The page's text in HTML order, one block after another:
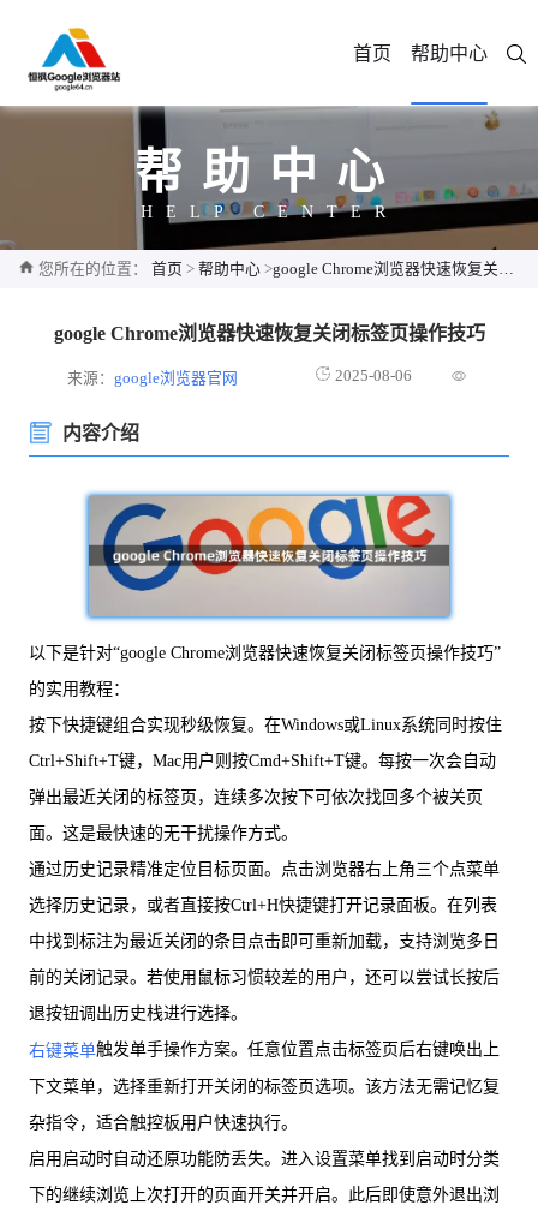
首页 帮助中心
帮助中心
HELP CENTER
您所在的位置： 首页 > 帮助中心 >google Chrome浏览器快速恢复关闭标签页操作技巧
google Chrome浏览器快速恢复关闭标签页操作技巧
来源：google浏览器官网 2025-08-06
内容介绍
以下是针对“google Chrome浏览器快速恢复关闭标签页操作技巧”
的实用教程：
按下快捷键组合实现秒级恢复。在Windows或Linux系统同时按住
Ctrl+Shift+T键，Mac用户则按Cmd+Shift+T键。每按一次会自动
弹出最近关闭的标签页，连续多次按下可依次找回多个被关页
面。这是最快速的无干扰操作方式。
通过历史记录精准定位目标页面。点击浏览器右上角三个点菜单
选择历史记录，或者直接按Ctrl+H快捷键打开记录面板。在列表
中找到标注为最近关闭的条目点击即可重新加载，支持浏览多日
前的关闭记录。若使用鼠标习惯较差的用户，还可以尝试长按后
退按钮调出历史栈进行选择。
右键菜单触发单手操作方案。任意位置点击标签页后右键唤出上
下文菜单，选择重新打开关闭的标签页选项。该方法无需记忆复
杂指令，适合触控板用户快速执行。
启用启动时自动还原功能防丢失。进入设置菜单找到启动时分类
下的继续浏览上次打开的页面开关并开启。此后即使意外退出浏